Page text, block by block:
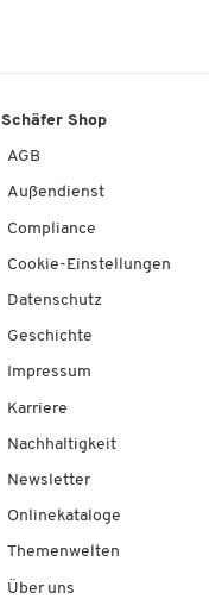
Schäfer Shop
AGB
Außendienst
Compliance
Cookie-Einstellungen
Datenschutz
Geschichte
Impressum
Karriere
Nachhaltigkeit
Newsletter
Onlinekataloge
Themenwelten
Über uns